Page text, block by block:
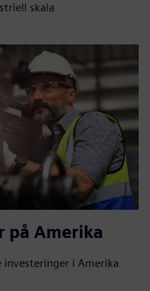
skala
på Amerika
i Amerika